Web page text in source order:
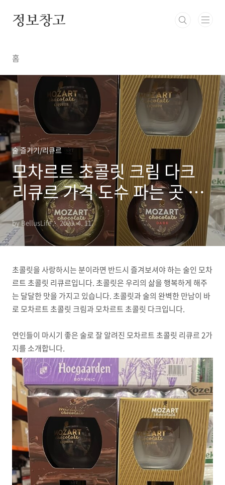
정보창고
홈
술 즐기기/리큐르
모차르트 초콜릿 크림 다크
리큐르 가격 도수 파는 곳 안
내
by BellusLife 2023. 4. 11.
초콜릿을 사랑하시는 분이라면 반드시 즐겨보셔야 하는 술인 모차
르트 초콜릿 리큐르입니다. 초콜릿은 우리의 삶을 행복하게 해주
는 달달한 맛을 가지고 있습니다. 초콜릿과 술의 완벽한 만남이 바
로 모차르트 초콜릿 크림과 모차르트 초콜릿 다크입니다.
연인들이 마시기 좋은 술로 잘 알려진 모차르트 초콜릿 리큐르 2가
지를 소개합니다.